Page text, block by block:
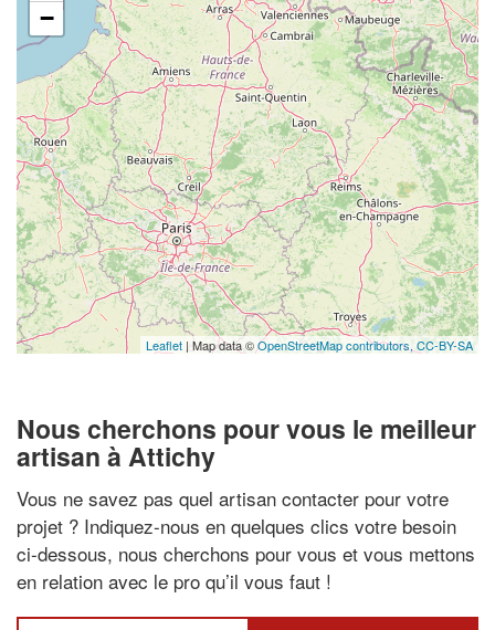
−
Leaflet | Map data ©OpenStreetMap contributors, CC-BY-SA
Nous cherchons pour vous le meilleur
artisan à Attichy
Vous ne savez pas quel artisan contacter pour votre
projet ? Indiquez-nous en quelques clics votre besoin
ci-dessous, nous cherchons pour vous et vous mettons
en relation avec le pro qu’il vous faut !